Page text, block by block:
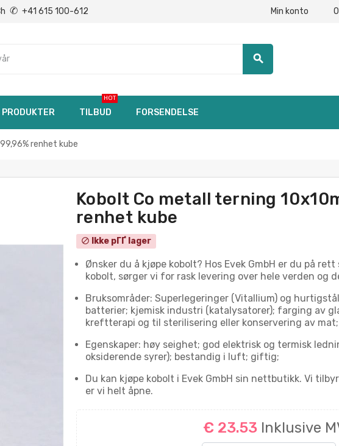
✆ +41 615 100-612 Min konto
search
PRODUKTER TILBUD
HOT
FORSENDELSE
renhet kube
Kobolt Co metall terning
renhet kube
block Ikke pГҐ lager
Ønsker du å kjøpe kobolt? Hos Evek GmbH er du på
kobolt, sørger vi for rask levering over hele verden og
Bruksområder: Superlegeringer (Vitallium) og
batterier; kjemisk industri (katalysatorer); farging av
kreftterapi og til sterilisering eller konservering av mat;
Egenskaper: høy seighet; god elektrisk og termisk
oksiderende syrer); bestandig i luft; giftig;
Du kan kjøpe kobolt i Evek GmbH sin nettbutikk. Vi
er vi helt åpne.
€ 23.53 Inklusive